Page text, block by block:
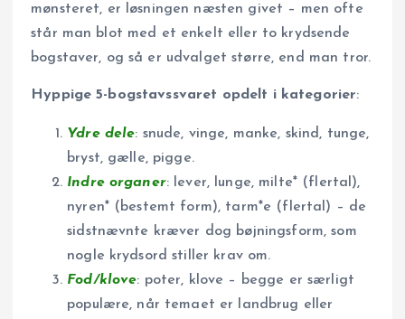
mønsteret, er løsningen næsten givet – men ofte
står man blot med et enkelt eller to krydsende
bogstaver, og så er udvalget større, end man tror.
Hyppige 5-bogstavs­svaret opdelt i kategorier:
Ydre dele: snude, vinge, manke, skind, tunge,
bryst, gælle, pigge.
Indre organer: lever, lunge, milte* (flertal),
nyren* (bestemt form), tarm*e (flertal) – de
sidstnævnte kræver dog bøjningsform, som
nogle krydsord stiller krav om.
Fod/klove: poter, klove – begge er særligt
populære, når temaet er landbrug eller